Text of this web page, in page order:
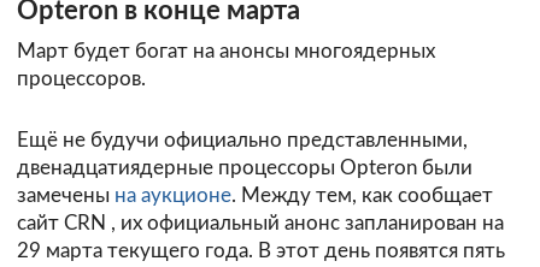
Opteron в конце марта
Март будет богат на анонсы многоядерных
процессоров.
Ещё не будучи официально представленными,
двенадцатиядерные процессоры Opteron были
замечены на аукционе. Между тем, как сообщает
сайт CRN , их официальный анонс запланирован на
29 марта текущего года. В этот день появятся пять